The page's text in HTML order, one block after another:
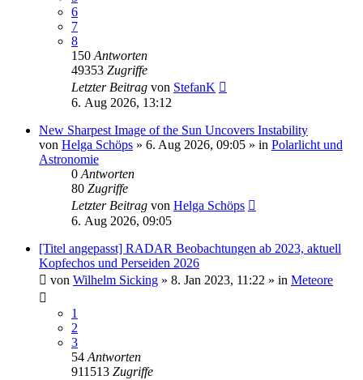
6
7
8
150 Antworten
49353 Zugriffe
Letzter Beitrag von StefanK
6. Aug 2026, 13:12
New Sharpest Image of the Sun Uncovers Instability
von Helga Schöps » 6. Aug 2026, 09:05 » in Polarlicht und
Astronomie
0 Antworten
80 Zugriffe
Letzter Beitrag von Helga Schöps
6. Aug 2026, 09:05
[Titel angepasst] RADAR Beobachtungen ab 2023, aktuell
Kopfechos und Perseiden 2026
von Wilhelm Sicking » 8. Jan 2023, 11:22 » in Meteore
1
2
3
54 Antworten
911513 Zugriffe